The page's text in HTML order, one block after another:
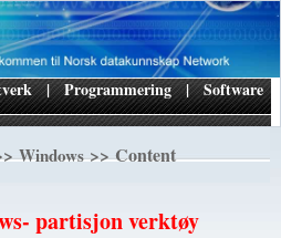
| Programmering | Software
Windows>> Content
partisjon verktøy